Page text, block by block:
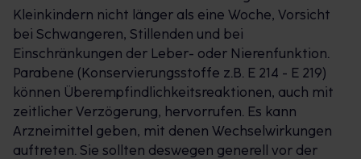
Kleinkindern nicht länger als eine Woche, Vorsicht
bei Schwangeren, Stillenden und bei
Einschränkungen der Leber- oder Nierenfunktion.
Parabene (Konservierungsstoffe z.B. E 214 - E 219)
können Überempfindlichkeitsreaktionen, auch mit
zeitlicher Verzögerung, hervorrufen. Es kann
Arzneimittel geben, mit denen Wechselwirkungen
auftreten. Sie sollten deswegen generell vor der